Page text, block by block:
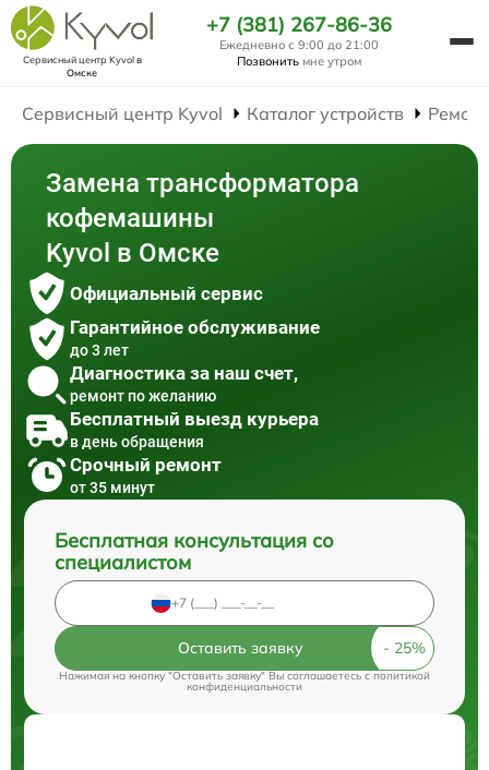
Сервисный центр Kyvolв
Омске
+7 (381) 267-86-36
Ежедневно с 9:00 до 21:00
Позвонить мне утром
Сервисный центр Kyvol Каталог устройств
Замена трансформатора
кофемашины
Kyvol в Омске
Официальный сервис
Гарантийное обслуживание
до 3 лет
Диагностика за наш счет,
ремонт по желанию
Бесплатный выезд курьера
в день обращения
Срочный ремонт
от 35 минут
Бесплатная консультация со
специалистом
Оставить заявку
Нажимая на кнопку "Оставить заявку" Вы соглашаетесь cполитикой
конфиденциальности